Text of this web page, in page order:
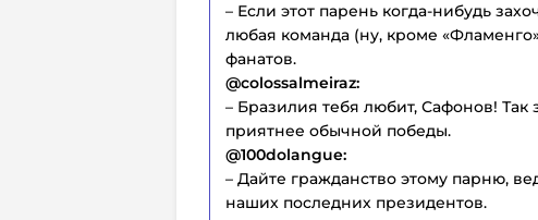
– Если этот парень когда-нибудь
любая команда (ну, кроме
фанатов.
@colossalmeiraz:
– Бразилия тебя любит, Сафонов! Так
приятнее обычной победы.
@100dolangue:
– Дайте гражданство этому парню,
наших последних президентов.